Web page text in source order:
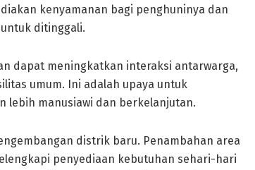
kenyamanan bagi penghuninya dan
ditinggali.
dapat meningkatkan interaksi antarwarga,
umum. Ini adalah upaya untuk
lebih manusiawi dan berkelanjutan.
distrik baru. Penambahan area
penyediaan kebutuhan sehari-hari